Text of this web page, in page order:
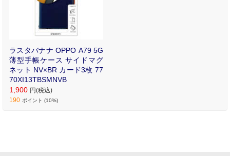
ラスタバナナ OPPO A79 5G
薄型手帳ケース サイドマグ
ネット NV×BR カード3枚 77
70XI13TBSMNVB
1,900 円(税込)
190 ポイント (10%)